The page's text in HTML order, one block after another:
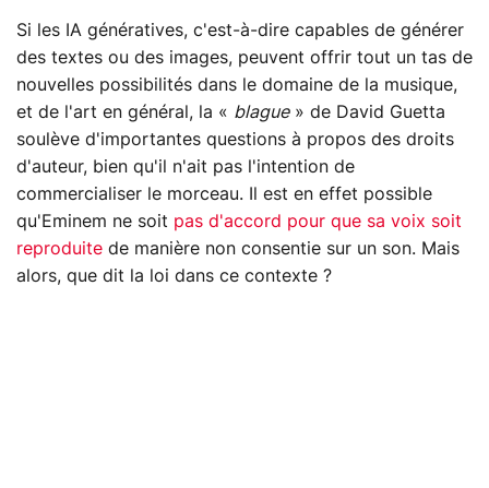
Si les IA génératives, c'est-à-dire capables de générer
des textes ou des images, peuvent offrir tout un tas de
nouvelles possibilités dans le domaine de la musique,
et de l'art en général, la « blague» de David Guetta
soulève d'importantes questions à propos des droits
d'auteur, bien qu'il n'ait pas l'intention de
commercialiser le morceau. Il est en effet possible
qu'Eminem ne soit pas d'accord pour que sa voix soit
reproduite de manière non consentie sur un son. Mais
alors, que dit la loi dans ce contexte ?